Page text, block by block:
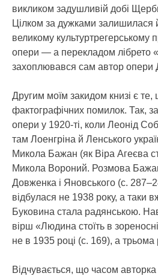
викликом задушливій добі
Цілком за дужками залишилася
великому культуртрегерському
опери — а перекладом лібрето
захоплювався сам автор
Другим моїм закидом книзі є те,
фактографічних помилок. Так,
опери у 1920-ті, коли Леонід
там Лоенгріна й Ленського
Микола Бажан (як Віра Агеєва
Микола Вороний. Розмова
Довженка і Яновського (с.
відбулася не 1938 року, а таки
Буковина стала радянською.
вірш «Людина стоїть в
не в 1935 році (с. 169), а
Відчувається, що часом